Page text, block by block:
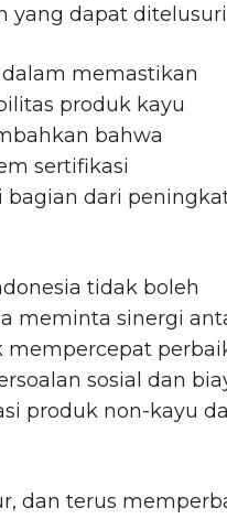
yang dapat
memastikan
produk kayu
bahwa
sertifikasi
bagian dari
tidak boleh
meminta sinergi
sosial dan
produk non-kayu
dan terus